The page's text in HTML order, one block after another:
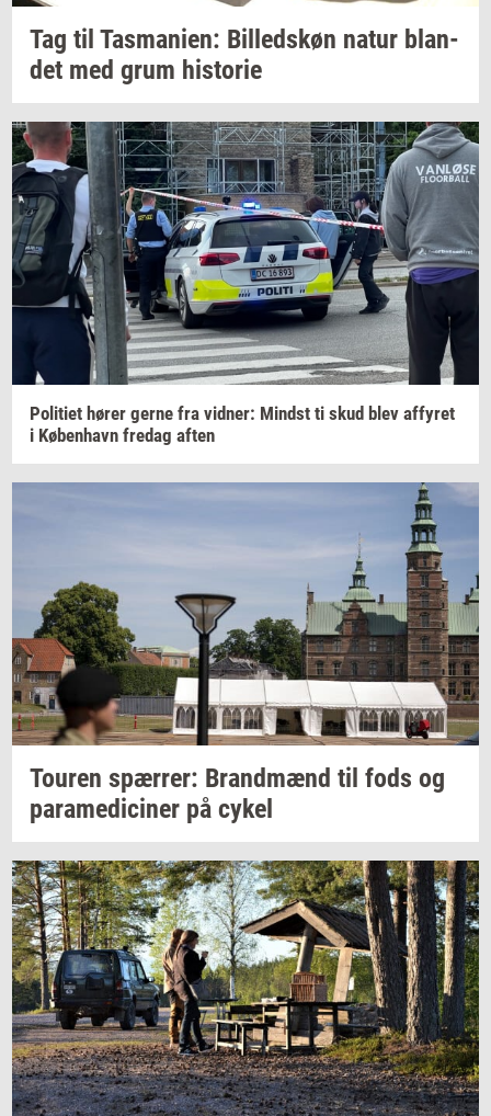
Tag til Tas­ma­ni­en: Bil­leds­køn natur blan­
det med grum hi­sto­rie
Po­li­ti­et hører gerne fra vid­ner: Mindst ti skud blev af­fy­ret
i Kø­ben­havn fre­dag aften
Tou­ren spær­rer: Brand­mænd til fods og
pa­ra­me­di­ci­ner på cykel